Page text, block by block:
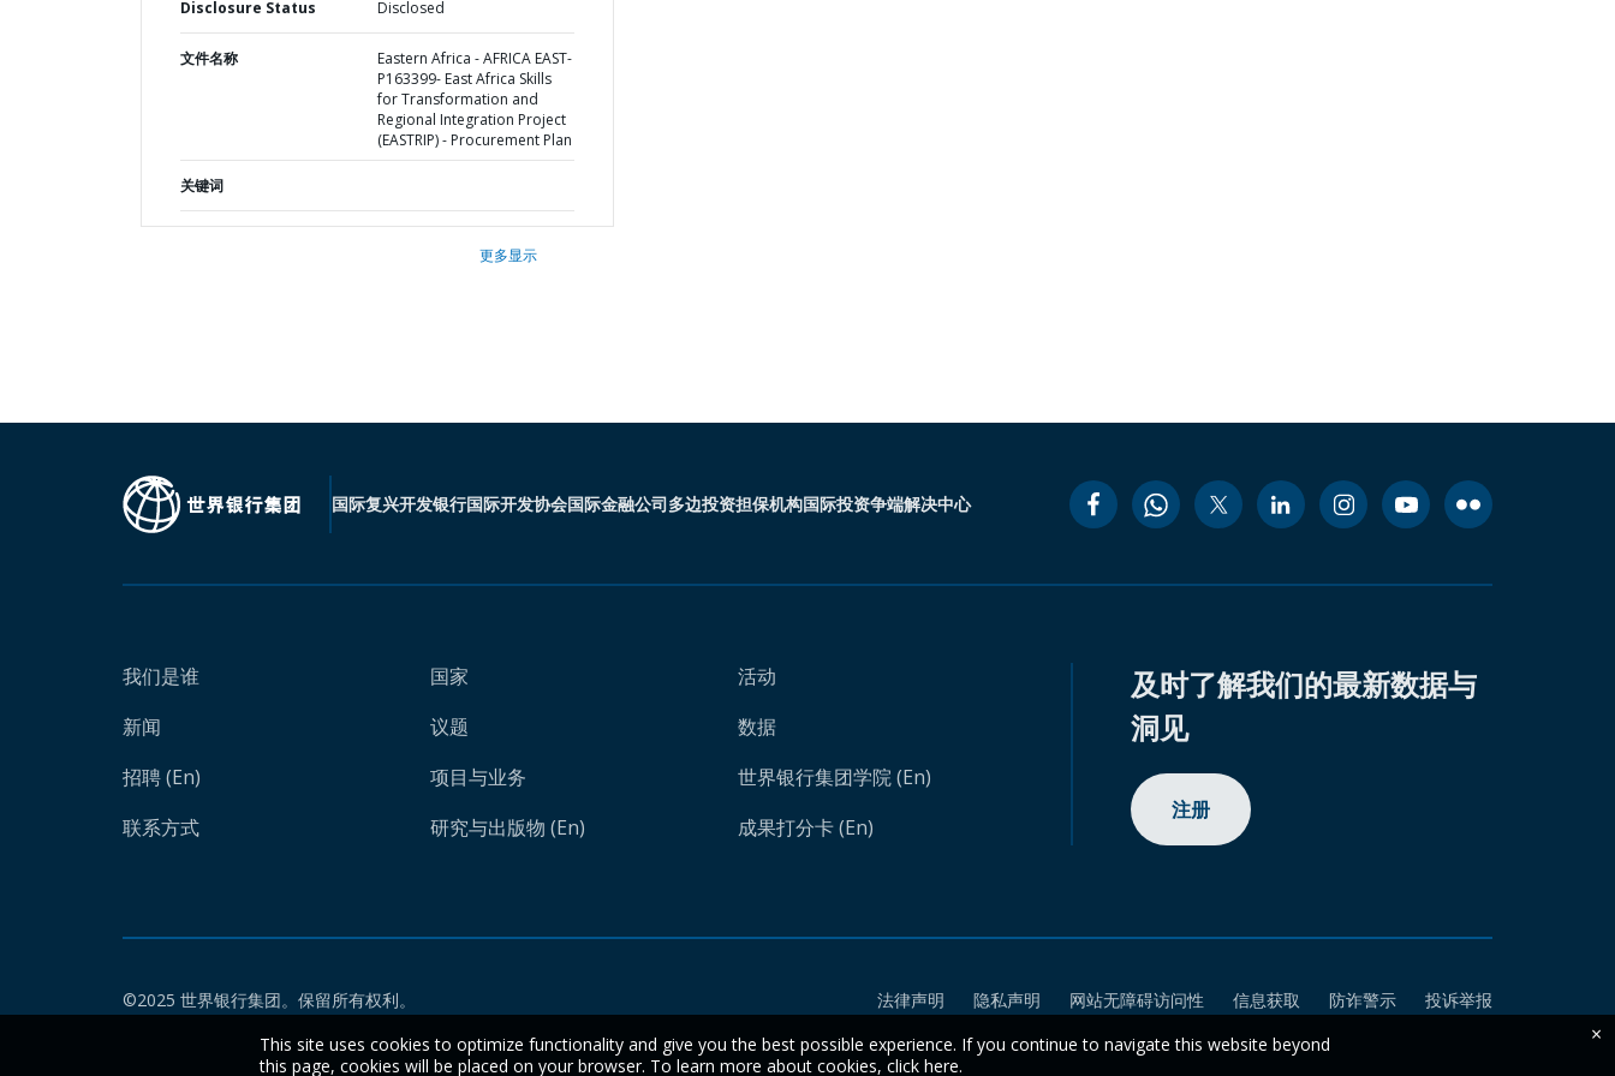
Disclosure Status Disclosed
文件名称
Eastern Africa - AFRICA EAST-
P163399- East Africa Skills
for Transformation and
Regional Integration Project
(EASTRIP) - Procurement Plan
关键词
更多显示
国际复兴开发银行国际开发协会国际金融公司多边投资担保机构国际投资争端解决中心
我们是谁
新闻
招聘 (En)
联系方式
国家
议题
项目与业务
研究与出版物 (En)
活动
数据
世界银行集团学院 (En)
成果打分卡 (En)
及时了解我们的最新数据与
洞见
注册
©2025 世界银行集团。保留所有权利。 法律声明 隐私声明 网站无障碍访问性 信息获取 防诈警示
投诉举报
This site uses cookies to optimize functionality and give you the best possible experience. If you continue to navigate this website beyond
this page, cookies will be placed on your browser. To learn more about cookies, click here.
×